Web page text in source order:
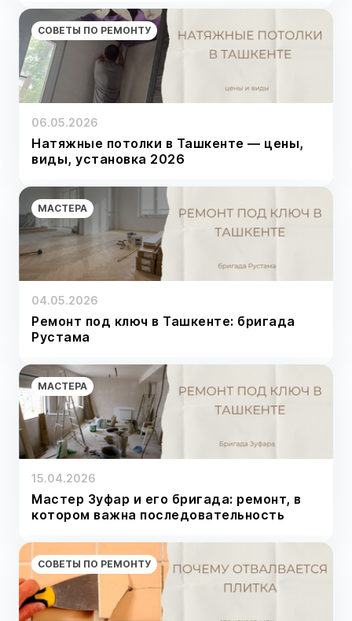
СОВЕТЫ ПО РЕМОНТУ
06.05.2026
Натяжные потолки в Ташкенте — цены,
виды, установка 2026
МАСТЕРА
04.05.2026
Ремонт под ключ в Ташкенте: бригада
Рустама
МАСТЕРА
15.04.2026
Мастер Зуфар и его бригада: ремонт, в
котором важна последовательность
СОВЕТЫ ПО РЕМОНТУ